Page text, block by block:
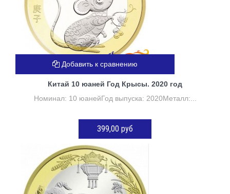
Китай 10 юаней Год Крысы. 2020 год
Номинал: 10 юанейГод выпуска: 2020Металл:...
399,00 руб
ДОБАВИТЬ В КОРЗИНУ
Добавить к сравнению